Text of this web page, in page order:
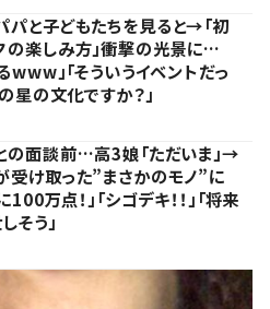
と子どもたちを見ると→「初
の楽しみ方」衝撃の光景に…
www」「そういうイベントだっ
の星の文化ですか？」
の面談前…高3娘「ただいま」→
け取った”まさかのモノ”に
100万点！」「シゴデキ！！」「将来
そう」